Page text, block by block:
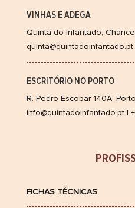
VINHAS E ADEGA
Quinta do Infantado,
ESCRITÓRIO NO PORTO
R. Pedro Escobar 140A. Porto
info@quintadoinfantado.pt |
FICHAS TÉCNICAS